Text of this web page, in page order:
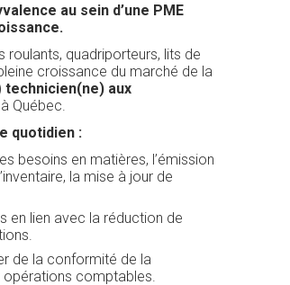
au sein d’une PME
roulants, quadriporteurs, lits de
croissance du marché de la
technicien(ne) aux
Québec.
quotidien :
besoins en matières, l’émission
la mise à jour de
en lien avec la réduction de
de la conformité de la
comptables.